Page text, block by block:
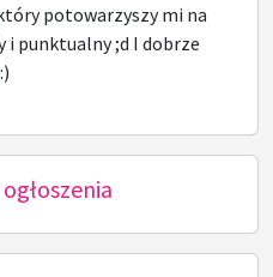
potowarzyszy mi na
i punktualny ;d I dobrze